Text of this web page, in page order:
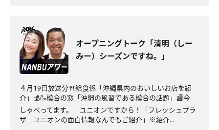
オープニングトーク「清明（しー
みー）シーズンですね。」
４月19日放送分🍴給食係「沖縄県内のおいしいお店を紹
介」💰🍶模合の窓「沖縄の風習である模合の話題」🏬今
しゃべってます。 ユニオンですから！「フレッシュプラ
ザ ユニオンの面白情報なんでもご紹介」※紹介...